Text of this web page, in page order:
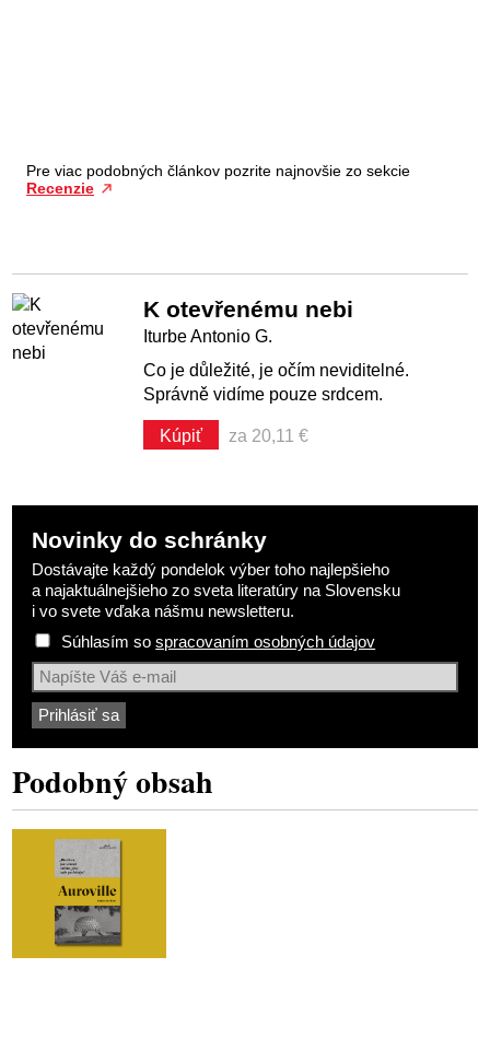
Pre viac podobných článkov pozrite najnovšie zo sekcie
Recenzie
K otevřenému nebi
Iturbe Antonio G.
Co je důležité, je očím neviditelné.
Správně vidíme pouze srdcem.
Kúpiť za 20,11 €
Novinky do schránky
Dostávajte každý pondelok výber toho najlepšieho
a najaktuálnejšieho zo sveta literatúry na Slovensku
i vo svete vďaka nášmu newsletteru.
Súhlasím sospracovaním osobných údajov
Podobný obsah